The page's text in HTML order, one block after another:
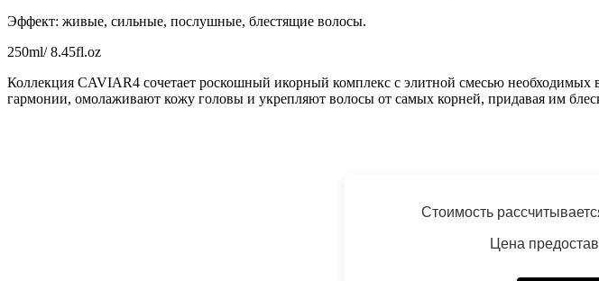
Эффект: живые, сильные, послушные, блестящие волосы.
250ml/ 8.45fl.oz
Коллекция CAVIAR4 сочетает роскошный икорный комплекс с элитной смесью
гармонии, омолаживают кожу головы и укрепляют волосы от самых корней, придавая им
Стоимость
Цена